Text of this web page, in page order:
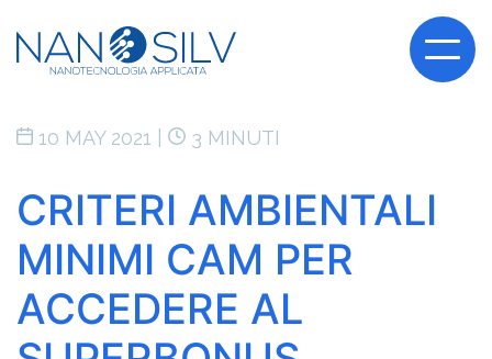
10 MAY 2021 | 3 MINUTI
CRITERI AMBIENTALI
MINIMI CAM PER
ACCEDERE AL